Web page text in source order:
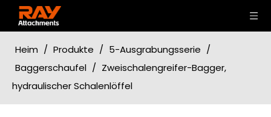
Heim / Produkte / 5-Ausgrabungsserie /
Baggerschaufel / Zweischalengreifer-Bagger,
hydraulischer Schalenlöffel